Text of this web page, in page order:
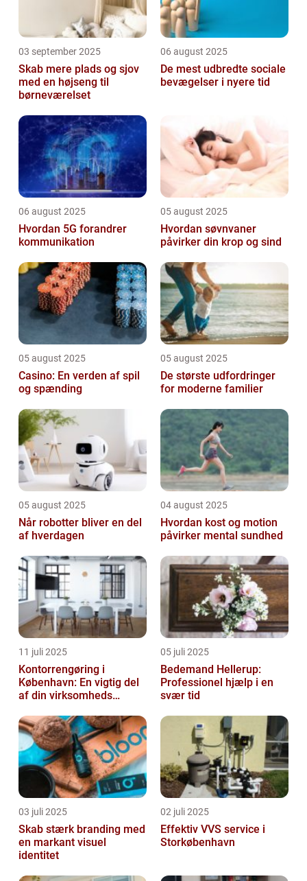
03 september 2025
Skab mere plads og sjov
med en højseng til
børneværelset
06 august 2025
De mest udbredte sociale
bevægelser i nyere tid
06 august 2025
Hvordan 5G forandrer
kommunikation
05 august 2025
Hvordan søvnvaner
påvirker din krop og sind
05 august 2025
Casino: En verden af spil
og spænding
05 august 2025
De største udfordringer
for moderne familier
05 august 2025
Når robotter bliver en del
af hverdagen
04 august 2025
Hvordan kost og motion
påvirker mental sundhed
11 juli 2025
Kontorrengøring i
København: En vigtig del
af din virksomheds
05 juli 2025
Bedemand Hellerup:
Professionel hjælp i en
svær tid
03 juli 2025
Skab stærk branding med
en markant visuel
identitet
02 juli 2025
Effektiv VVS service i
Storkøbenhavn